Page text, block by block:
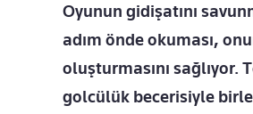
Oyunun gidişatını
adım önde okuması,
oluşturmasını sağlıyor.
golcülük becerisiyle